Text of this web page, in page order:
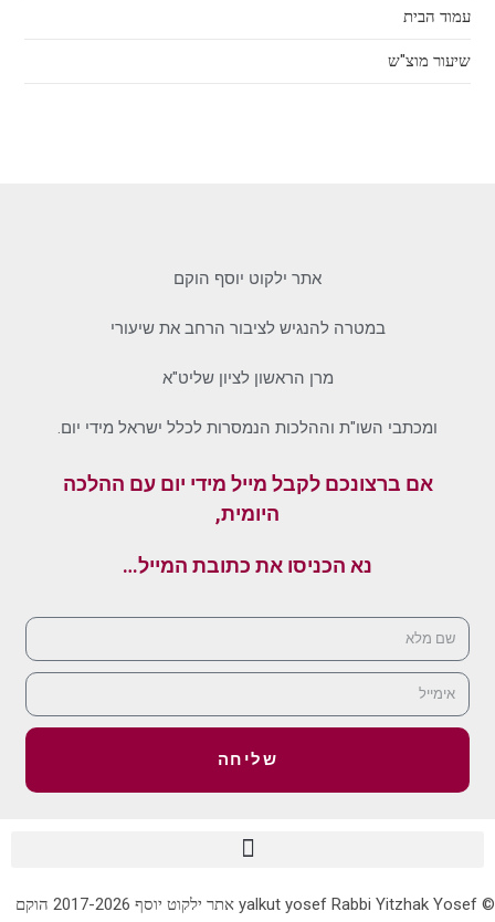
עמוד הבית
שיעור מוצ"ש
אתר ילקוט יוסף הוקם
במטרה להנגיש לציבור הרחב את שיעורי
מרן הראשון לציון שליט"א
ומכתבי השו"ת וההלכות הנמסרות לכלל ישראל מידי יום.
אם ברצונכם לקבל מייל מידי יום עם ההלכה
היומית,
נא הכניסו את כתובת המייל…
שליחה
© yalkut yosef Rabbi Yitzhak Yosef אתר ילקוט יוסף 2017-2026 הוקם